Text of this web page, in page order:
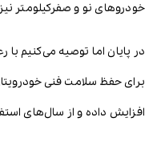
خودروهای نو و صفرکیلومتر
در پایان اما توصیه می‌کنیم با
برای حفظ سلامت فنی
افزایش داده و از سال‌های